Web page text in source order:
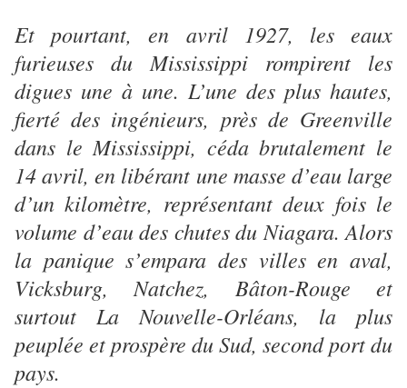
Et pourtant, en avril 1927, les eaux
furieuses du Mississippi rompirent les
digues une à une. L’une des plus hautes,
fierté des ingénieurs, près de Greenville
dans le Mississippi, céda brutalement le
14 avril, en libérant une masse d’eau large
d’un kilomètre, représentant deux fois le
volume d’eau des chutes du Niagara. Alors
la panique s’empara des villes en aval,
Vicksburg, Natchez, Bâton-Rouge et
surtout La Nouvelle-Orléans, la plus
peuplée et prospère du Sud, second port du
pays.